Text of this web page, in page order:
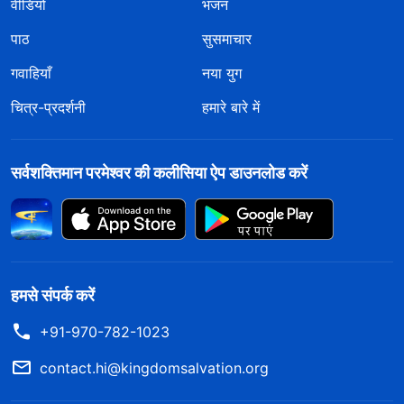
वीडियो
भजन
पाठ
सुसमाचार
गवाहियाँ
नया युग
चित्र-प्रदर्शनी
हमारे बारे में
सर्वशक्तिमान परमेश्वर की कलीसिया ऐप डाउनलोड करें
हमसे संपर्क करें
+91-970-782-1023
contact.hi@kingdomsalvation.org